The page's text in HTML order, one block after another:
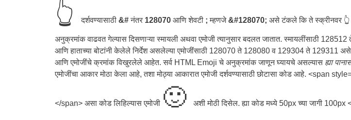
👆दर्शवण्यासाठी&#नंतर 128070 आणि शेवटी ;म्हणजे&#128070; असे टंकले कि ते स्क्रीनवर 👆
अनुक्रमांक वाढवत गेल्यास दिसणाऱ्या स्मायली अथवा एमोजी त्यानुसार बदलत जातात. स्मायलींसाठी
आणि हाताच्या बोटांनी केलेले निर्देश असलेल्या एमोजींसाठी 128070 ते 128080 व 129304 ते 129311
आणि एमोजींचे क्रमांक विखुरलेले आहेत. सर्व HTML Emoji चे अनुक्रमांक जाणून घ्यायचे असल्यास ह्या
एमोजींचा आकार मोठा केला आहे, तशा मोठ्या आकारात एमोजी दर्शवण्यासाठी छोटासा कोड आहे. <span
</span> असा कोड लिहिल्यास एमोजी 🙂अशी मोठी दिसेल. ह्या कोड मध्ये 50px च्या जागी